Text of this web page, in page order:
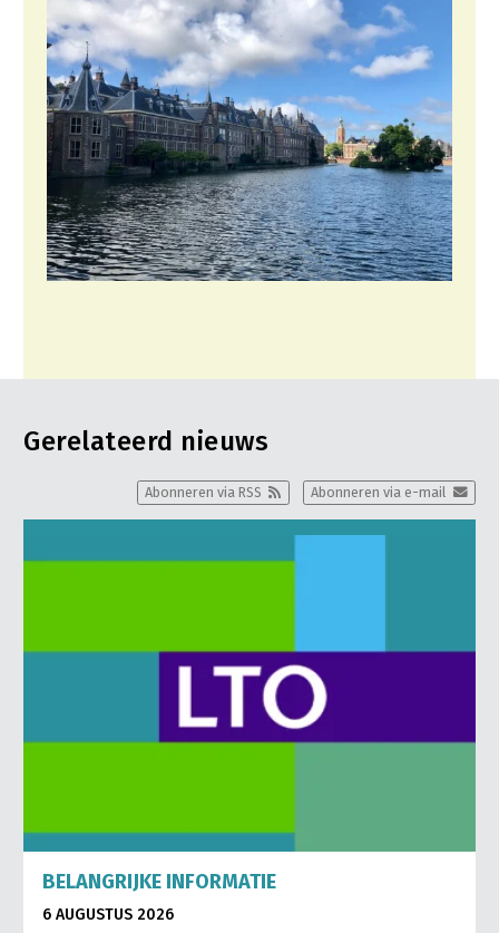
Vakgroepbestuurders
Pers
Contact
Gerelateerd nieuws
Abonneren via e-mail
Abonneren via RSS
BELANGRIJKE INFORMATIE
6 AUGUSTUS 2026